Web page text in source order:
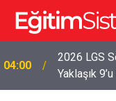
04:00
2026 LGS
Yaklaşık